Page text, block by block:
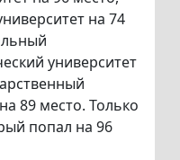
на 74
университет
89 место. Только
попал на 96